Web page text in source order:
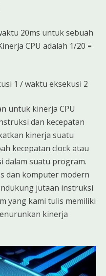
20ms untuk sebuah
CPU adalah 1/20 =
1 / waktu eksekusi 2
untuk kinerja CPU
dan kecepatan
kinerja suatu
kecepatan clock atau
dalam suatu program.
dan komputer modern
jutaan instruksi
yang kami tulis memiliki
kinerja